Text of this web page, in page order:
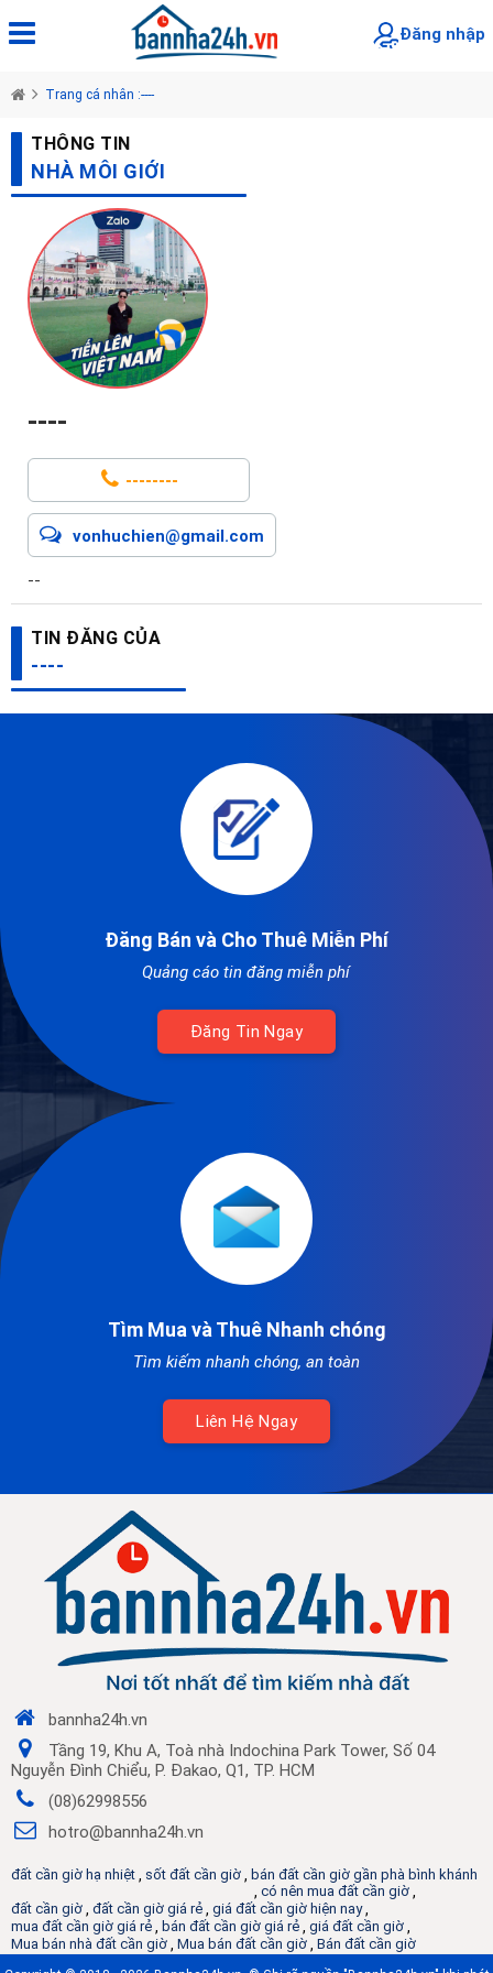
Đăng nhập
Trang cá nhân :----
THÔNG TIN
NHÀ MÔI GIỚI
----
--------
vonhuchien@gmail.com
--
TIN ĐĂNG CỦA
----
Đăng Bán và Cho Thuê Miễn Phí
Quảng cáo tin đăng miễn phí
Đăng Tin Ngay
Tìm Mua và Thuê Nhanh chóng
Tìm kiếm nhanh chóng, an toàn
Liên Hệ Ngay
bannha24h.vn
Tầng 19, Khu A, Toà nhà Indochina Park Tower, Số 04
Nguyễn Đình Chiểu, P. Đakao, Q1, TP. HCM
(08)62998556
hotro@bannha24h.vn
đất cần giờ hạ nhiệt , sốt đất cần giờ , bán đất cần giờ gần phà bình khánh
, có nên mua đất cần giờ ,
đất cần giờ , đất cần giờ giá rẻ , giá đất cần giờ hiện nay,
mua đất cần giờ giá rẻ , bán đất cần giờ giá rẻ , giá đất cần giờ ,
Mua bán nhà đất cần giờ , Mua bán đất cần giờ , Bán đất cần giờ